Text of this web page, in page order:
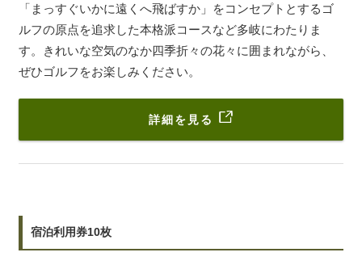
「まっすぐいかに遠くへ飛ばすか」をコンセプトとするゴ
ルフの原点を追求した本格派コースなど多岐にわたりま
す。きれいな空気のなか四季折々の花々に囲まれながら、
ぜひゴルフをお楽しみください。
詳細を見る
宿泊利用券10枚